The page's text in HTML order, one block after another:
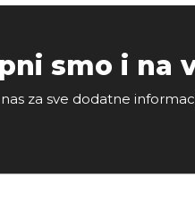
smo i na
za sve dodatne